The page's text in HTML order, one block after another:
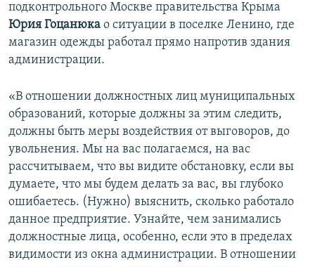
подконтрольного Москве правительства Крыма
Юрия Гоцанюка о ситуации в поселке Ленино, где
магазин одежды работал прямо напротив здания
администрации.
«В отношении должностных лиц муниципальных
образований, которые должны за этим следить,
должны быть меры воздействия от выговоров, до
увольнения. Мы на вас полагаемся, на вас
рассчитываем, что вы видите обстановку, если вы
думаете, что мы будем делать за вас, вы глубоко
ошибаетесь. (Нужно) выяснить, сколько работало
данное предприятие. Узнайте, чем занимались
должностные лица, особенно, если это в пределах
видимости из окна администрации. В отношении